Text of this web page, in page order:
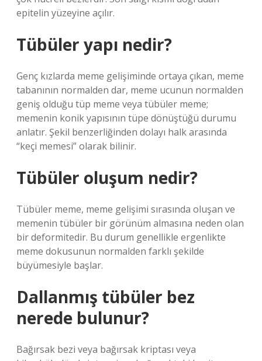
epitelin yüzeyine açılır.
Tübüler yapı nedir?
Genç kızlarda meme gelişiminde ortaya çıkan, meme
tabanının normalden dar, meme ucunun normalden
geniş olduğu tüp meme veya tübüler meme;
memenin konik yapısının tüpe dönüştüğü durumu
anlatır. Şekil benzerliğinden dolayı halk arasında
“keçi memesi” olarak bilinir.
Tübüler oluşum nedir?
Tübüler meme, meme gelişimi sırasında oluşan ve
memenin tübüler bir görünüm almasına neden olan
bir deformitedir. Bu durum genellikle ergenlikte
meme dokusunun normalden farklı şekilde
büyümesiyle başlar.
Dallanmış tübüler bez
nerede bulunur?
Bağırsak bezi veya bağırsak kriptası veya